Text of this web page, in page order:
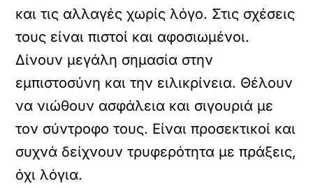
και τις αλλαγές χωρίς λόγο. Στις σχέσεις
τους είναι πιστοί και αφοσιωμένοι.
Δίνουν μεγάλη σημασία στην
εμπιστοσύνη και την ειλικρίνεια. Θέλουν
να νιώθουν ασφάλεια και σιγουριά με
τον σύντροφο τους. Είναι προσεκτικοί και
συχνά δείχνουν τρυφερότητα με πράξεις,
όχι λόγια.